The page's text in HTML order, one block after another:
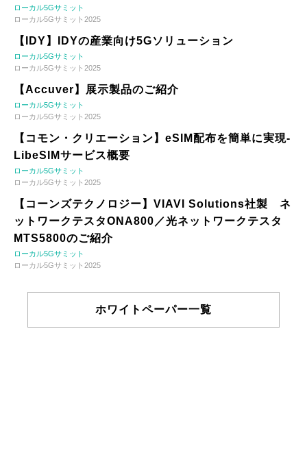
ローカル5Gサミット
ローカル5Gサミット2025
【IDY】IDYの産業向け5Gソリューション
ローカル5Gサミット
ローカル5Gサミット2025
【Accuver】展示製品のご紹介
ローカル5Gサミット
ローカル5Gサミット2025
【コモン・クリエーション】eSIM配布を簡単に実現-
LibeSIMサービス概要
ローカル5Gサミット
ローカル5Gサミット2025
【コーンズテクノロジー】VIAVI Solutions社製 ネ
ットワークテスタONA800／光ネットワークテスタ
MTS5800のご紹介
ローカル5Gサミット
ローカル5Gサミット2025
ホワイトペーパー一覧